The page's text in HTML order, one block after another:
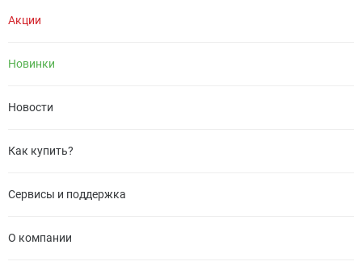
Акции
Новинки
Новости
Как купить?
Сервисы и поддержка
О компании